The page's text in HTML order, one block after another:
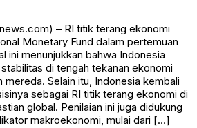
– RI titik terang ekonomi
Monetary Fund dalam pertemuan
ini menunjukkan bahwa Indonesia
di tengah tekanan ekonomi
mereda. Selain itu, Indonesia kembali
sebagai RI titik terang ekonomi di
global. Penilaian ini juga didukung
makroekonomi, mulai dari […]